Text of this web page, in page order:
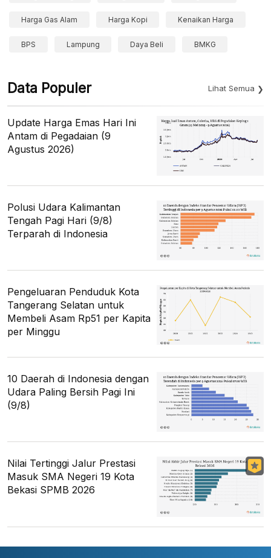
Harga Gas Alam Harga Kopi Kenaikan Harga
BPS Lampung Daya Beli BMKG
Data Populer Lihat Semua
Update Harga Emas Hari Ini
Antam di Pegadaian (9
Agustus 2026)
Polusi Udara Kalimantan
Tengah Pagi Hari (9/8)
Terparah di Indonesia
Pengeluaran Penduduk Kota
Tangerang Selatan untuk
Membeli Asam Rp51 per Kapita
per Minggu
10 Daerah di Indonesia dengan
Udara Paling Bersih Pagi Ini
(9/8)
Nilai Tertinggi Jalur Prestasi
Masuk SMA Negeri 19 Kota
Bekasi SPMB 2026